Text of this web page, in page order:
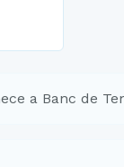
a Banc de